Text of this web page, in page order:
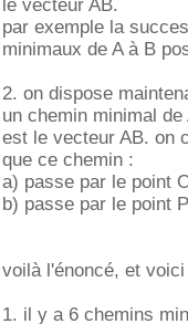
le vecteur AB.
par exemple la
minimaux de A à B
2. on dispose
un chemin minimal
est le vecteur AB. on
que ce chemin :
a) passe par le point
b) passe par le point
voilà l'énoncé, et
1. il y a 6 chemins